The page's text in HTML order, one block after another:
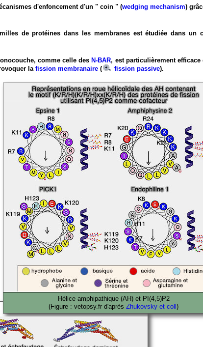
d'enfoncement d'un " coin " (wedging mechanism)
de protéines dans les membranes est étudiée dans un
comme celle des N-BAR, est particulièrement efficace
lafission membranaire ( fission passive).
Hélice amphipathique (AH) et PI(4,5)P2
(Figure : vetopsy.fr d'aprèsZhukovsky et coll)